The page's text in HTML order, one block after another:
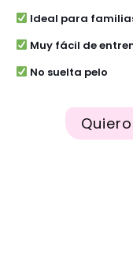
Ideal para
Muy fácil de
No suelta pelo